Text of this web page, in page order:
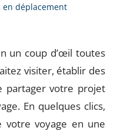
en déplacement
un coup d’œil toutes
visiter, établir des
partager votre projet
En quelques clics,
votre voyage en une